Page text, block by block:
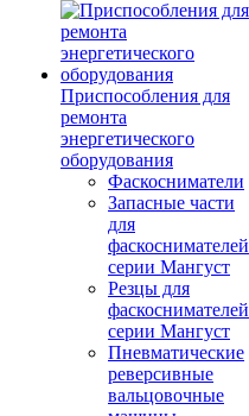
Приспособления для
ремонта
энергетического
оборудования
Фаскосниматели
Запасные части
для
фаскоснимателей
серии Мангуст
Резцы для
фаскоснимателей
серии Мангуст
Пневматические
реверсивные
вальцовочные